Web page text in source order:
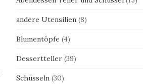
andere Utensilien (8)
Blumentöpfe (4)
Dessertteller (39)
Schüsseln (30)